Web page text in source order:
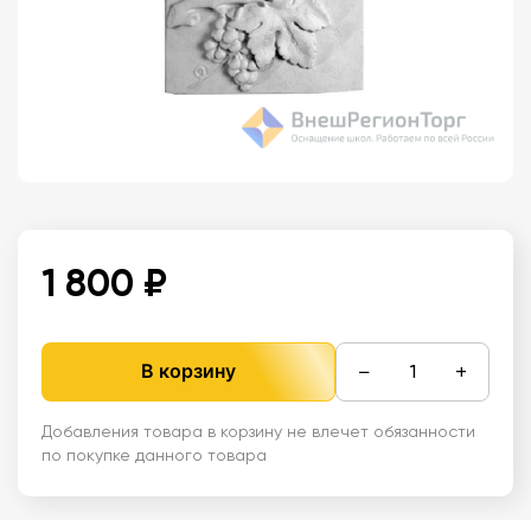
1 800 ₽
В корзину − +
Добавления товара в корзину не влечет обязанности
по покупке данного товара